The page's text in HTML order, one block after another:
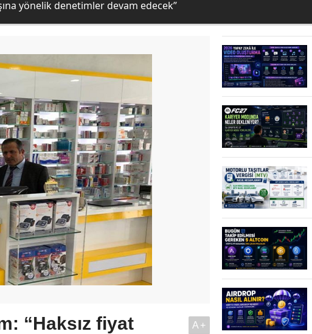
yönelik denetimler devam edecek”
“Haksız fiyat
A+